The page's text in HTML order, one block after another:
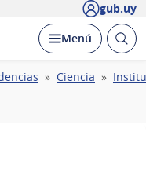
gub.uy
Desplegar
Menú Abrir
Ciencia